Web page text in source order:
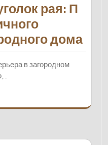
рая: П
дома
в загородном